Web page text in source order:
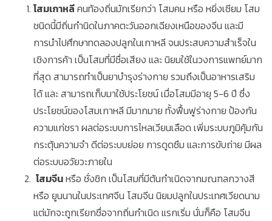
โสมเกาหลีคนท้องถิ่นมักเรียกว่า โสมคน หรือ หยิ่งเซียม โสม
ชนิดนี้มีถิ่นกำนิดในภาคตะวันออกเฉียงเหนือของจีน และมี
การนำไปศึกษาทดลองปลูกในเกาหลี จนประสบความสำเร็จใน
เชิงการค้า เป็นโสมที่มีชื่อเสียง และ นิยมใช้ในวงการแพทย์มาก
ที่สุด สามารถทำเป็นยาบำรุงร่างกาย รวมถึงเป็นอาหารเสริม
ได้ และ สามารถเก็บมาใช้ประโยชน์ เมื่อโสมมีอายุ 5-6 ปี ซึ่ง
ประโยชน์ของโสมเกาหลี มีมากมาย ทั้งฟื้นฟูร่างกาย ป้องกัน
ความแก่ชรา ผลต่อระบบการไหลเวียนเลือด เพิ่มระบบภูมิคุ้มกัน
กระตุ้นความจำ ดีต่อระบบย่อย การดูดซึม และการขับถ่าย มีผล
ต่อระบบอวัยวะภายใน
โสมจีนหรือ ชั่งชิก เป็นโสมที่มีต้นกำเนิดจากมณฑลกวางสี
หรือ ยูนนานในประเทศจีน โสมจีน นิยมปลูกในประเทศเวียดนาม
แต่มักจะถูกเรียกชื่อจากถิ่นกำเนิด แรกเริ่ม นั่นก็คือ โสมจีน